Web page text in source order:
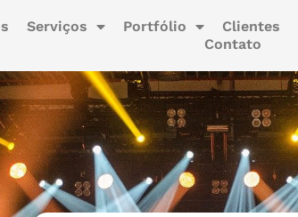
Serviços Portfólio Clientes
Contato